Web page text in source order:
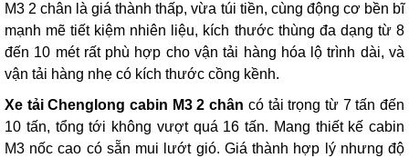
M3 2 chân là giá thành thấp, vừa túi tiền, cùng động cơ bền bĩ
mạnh mẽ tiết kiệm nhiên liệu, kích thước thùng đa dạng từ 8
đến 10 mét rất phù hợp cho vận tải hàng hóa lộ trình dài, và
vận tải hàng nhẹ có kích thước cồng kềnh.
Xe tải Chenglong cabin M3 2 chân có tải trọng từ 7 tấn đến
10 tấn, tổng tới không vượt quá 16 tấn. Mang thiết kế cabin
M3 nốc cao có sẵn mui lướt gió. Giá thành hợp lý nhưng độ